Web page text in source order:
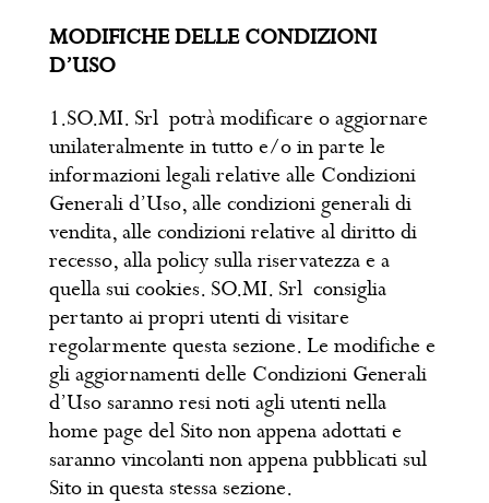
MODIFICHE DELLE CONDIZIONI
D’USO
1.SO.MI. Srl potrà modificare o aggiornare
unilateralmente in tutto e/o in parte le
informazioni legali relative alle Condizioni
Generali d’Uso, alle condizioni generali di
vendita, alle condizioni relative al diritto di
recesso, alla policy sulla riservatezza e a
quella sui cookies. SO.MI. Srl consiglia
pertanto ai propri utenti di visitare
regolarmente questa sezione. Le modifiche e
gli aggiornamenti delle Condizioni Generali
d’Uso saranno resi noti agli utenti nella
home page del Sito non appena adottati e
saranno vincolanti non appena pubblicati sul
Sito in questa stessa sezione.